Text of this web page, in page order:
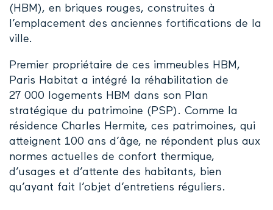
(HBM), en briques rouges, construites à
l’emplacement des anciennes fortifications de la
ville.
Premier propriétaire de ces immeubles HBM,
Paris Habitat a intégré la réhabilitation de
27 000 logements HBM dans son Plan
stratégique du patrimoine (PSP). Comme la
résidence Charles Hermite, ces patrimoines, qui
atteignent 100 ans d’âge, ne répondent plus aux
normes actuelles de confort thermique,
d’usages et d’attente des habitants, bien
qu’ayant fait l’objet d’entretiens réguliers.